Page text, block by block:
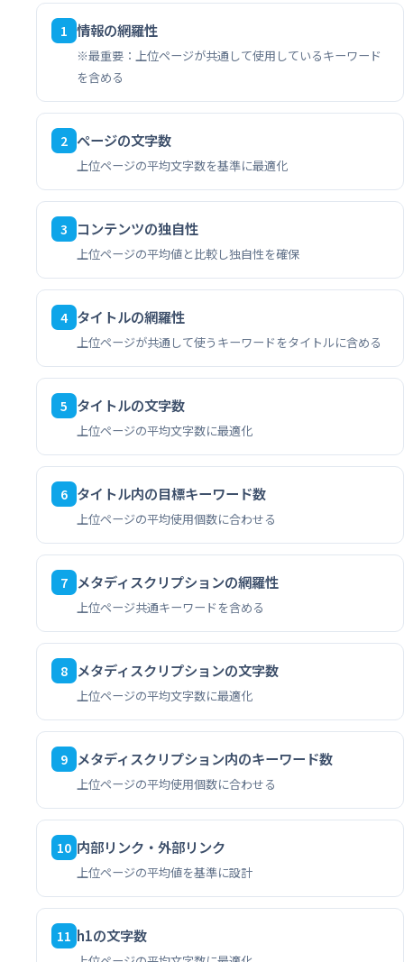
1 情報の網羅性
※最重要：上位ページが共通して使用しているキーワード
を含める
2 ページの文字数
上位ページの平均文字数を基準に最適化
3 コンテンツの独自性
上位ページの平均値と比較し独自性を確保
4 タイトルの網羅性
上位ページが共通して使うキーワードをタイトルに含める
5 タイトルの文字数
上位ページの平均文字数に最適化
6 タイトル内の目標キーワード数
上位ページの平均使用個数に合わせる
7 メタディスクリプションの網羅性
上位ページ共通キーワードを含める
8 メタディスクリプションの文字数
上位ページの平均文字数に最適化
9 メタディスクリプション内のキーワード数
上位ページの平均使用個数に合わせる
10 内部リンク・外部リンク
上位ページの平均値を基準に設計
11 h1の文字数